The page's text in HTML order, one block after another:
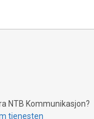
NTB Kommunikasjon?
tjenesten